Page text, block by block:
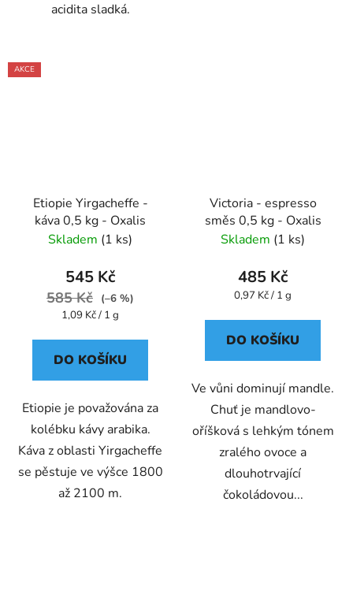
acidita sladká.
AKCE
Etiopie Yirgacheffe -
káva 0,5 kg - Oxalis
Skladem (1 ks)
545 Kč
585 Kč
(–6 %)
Měrná
1,09 Kč / 1 g
DO KOŠÍKU
Etiopie je považována za
kolébku kávy arabika.
Káva z oblasti Yirgacheffe
se pěstuje ve výšce 1800
až 2100 m.
Victoria - espresso
směs 0,5 kg - Oxalis
Skladem (1 ks)
485 Kč
Měrná
0,97 Kč / 1 g
DO KOŠÍKU
Ve vůni dominují mandle.
Chuť je mandlovo-
oříšková s lehkým tónem
zralého ovoce a
dlouhotrvající
čokoládovou...